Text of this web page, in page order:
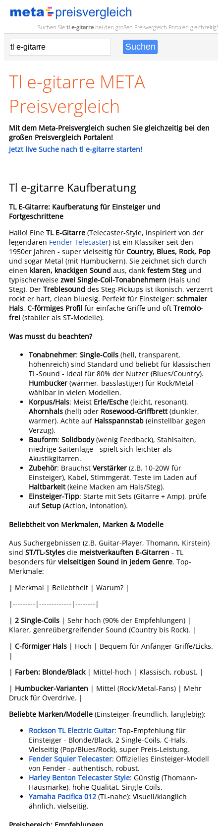
Suchen Sie tl e-gitarre bei den großen Preisvergleich Portalen gleichzeitig!
Tl e-gitarre META
Preisvergleich
Mit dem Meta-Preisvergleich suchen Sie gleichzeitig bei den
großen Preisvergleich Portalen!
Jetzt live Suche nach tl e-gitarre starten!
Tl e-gitarre Kaufberatung
TL E-Gitarre: Kaufberatung für Einsteiger und
Fortgeschrittene
Hallo! Eine TL E-Gitarre (Telecaster-Style, inspiriert von der
legendären Fender Telecaster) ist ein Klassiker seit den
1950er Jahren - super vielseitig für Country, Blues, Rock, Pop
und sogar Metal (mit Humbuckern). Sie zeichnet sich durch
einen klaren, knackigen Sound aus, dank festem Steg und
typischerweise zwei Single-Coil-Tonabnehmern (Hals und
Steg). Der Treblesound des Steg-Pickups ist ikonisch, verzerrt
rockt er hart, clean bluesig. Perfekt für Einsteiger: schmaler
Hals, C-förmiges Profil für einfache Griffe und oft Tremolo-
frei (stabiler als ST-Modelle).
Was musst du beachten?
Tonabnehmer: Single-Coils (hell, transparent,
höhenreich) sind Standard und beliebt für klassischen
TL-Sound - ideal für 80% der Nutzer (Blues/Country).
Humbucker (wärmer, basslastiger) für Rock/Metal -
wählbar in vielen Modellen.
Korpus/Hals: Meist Erle/Esche (leicht, resonant),
Ahornhals (hell) oder Rosewood-Griffbrett(dunkler,
warmer). Achte auf Halsspannstab (einstellbar gegen
Verzug).
Bauform: Solidbody(wenig Feedback), Stahlsaiten,
niedrige Saitenlage - spielt sich leichter als
Akustikgitarren.
Zubehör: Brauchst Verstärker (z.B. 10-20W für
Einsteiger), Kabel, Stimmgerät. Teste im Laden auf
Haltbarkeit(keine Macken am Hals/Steg).
Einsteiger-Tipp: Starte mit Sets (Gitarre + Amp), prüfe
aufSetup (Action, Intonation).
Beliebtheit von Merkmalen, Marken & Modelle
Aus Suchergebnissen (z.B. Guitar-Player, Thomann, Kirstein)
sind ST/TL-Styles die meistverkauften E-Gitarren - TL
besonders für vielseitigen Sound in jedem Genre. Top-
Merkmale:
| Merkmal | Beliebtheit | Warum? |
|---------|-------------|--------|
| 2 Single-Coils | Sehr hoch (90% der Empfehlungen) |
Klarer, genreübergreifender Sound (Country bis Rock). |
| C-förmiger Hals | Hoch | Bequem für Anfänger-Griffe/Licks.
|
| Farben: Blonde/Black| Mittel-hoch | Klassisch, robust. |
| Humbucker-Varianten | Mittel (Rock/Metal-Fans) | Mehr
Druck für Overdrive. |
Beliebte Marken/Modelle (Einsteiger-freundlich, langlebig):
Rockson TL Electric Guitar: Top-Empfehlung für
Einsteiger - Blonde/Black, 2 Single-Coils, C-Hals.
Vielseitig (Pop/Blues/Rock), super Preis-Leistung.
Fender Squier Telecaster: Offizielles Einsteiger-Modell
von Fender - authentisch, robust.
Harley Benton Telecaster Style: Günstig (Thomann-
Hausmarke), hohe Qualität, Single-Coils.
Yamaha Pacifica 012 (TL-nahe): Visuell/klanglich
ähnlich, vielseitig.